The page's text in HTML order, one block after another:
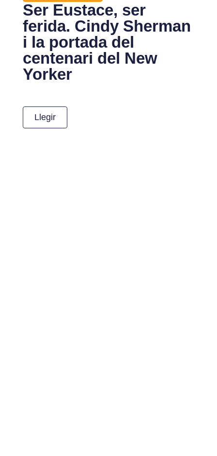
Ser Eustace, ser
ferida. Cindy Sherman
i la portada del
centenari del New
Yorker
Llegir